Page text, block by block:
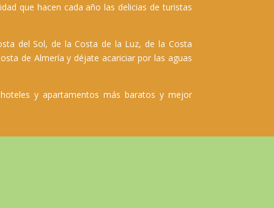
que hacen cada año las delicias de turistas
del Sol, de la Costa de la Luz, de la Costa
de Almería y déjate acariciar por las aguas
y apartamentos más baratos y mejor